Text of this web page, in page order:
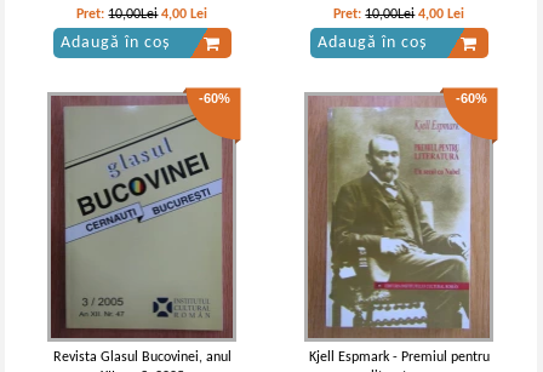
Pret:10,00Lei 4,00 Lei
Adaugă în coș
Pret:10,00Lei 4,00 Lei
Adaugă în coș
-60%
Revista Glasul Bucovinei, anul
-60%
Kjell Espmark - Premiul pentru